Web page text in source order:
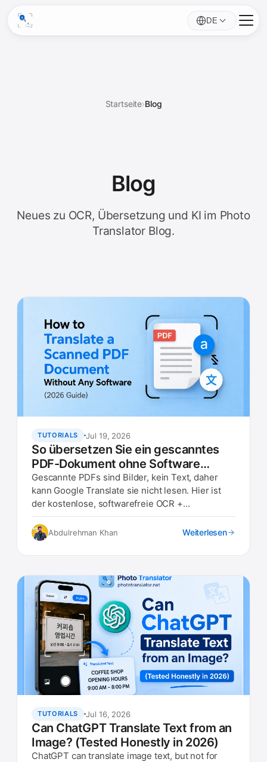
DE
Startseite›Blog
Blog
Neues zu OCR, Übersetzung und KI im Photo
Translator Blog.
TUTORIALS Jul 19, 2026
So übersetzen Sie ein gescanntes
PDF-Dokument ohne Software
(Leitfaden 2026)
Gescannte PDFs sind Bilder, kein Text, daher
kann Google Translate sie nicht lesen. Hier ist
der kostenlose, softwarefreie OCR +
funktioniert.
Abdulrehman Khan Weiterlesen
TUTORIALS Jul 16, 2026
Can ChatGPT Translate Text from an
Image? (Tested Honestly in 2026)
ChatGPT can translate image text, but not for